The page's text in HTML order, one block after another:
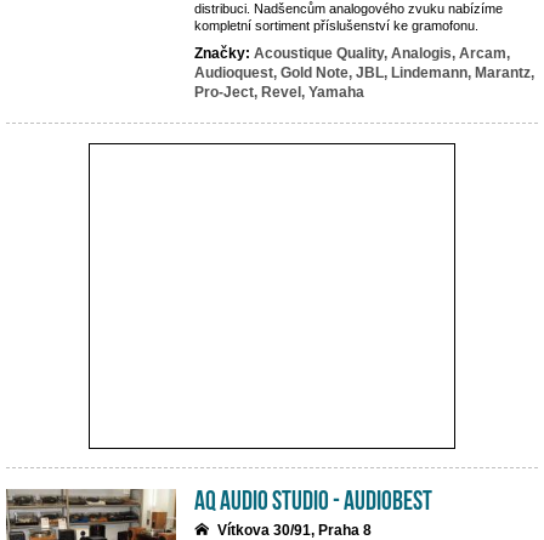
distribuci. Nadšencům analogového zvuku nabízíme
kompletní sortiment příslušenství ke gramofonu.
Značky: Acoustique Quality, Analogis, Arcam,
Audioquest, Gold Note, JBL, Lindemann, Marantz,
Pro-Ject, Revel, Yamaha
AQ Audio Studio - Audiobest
Vítkova 30/91, Praha 8